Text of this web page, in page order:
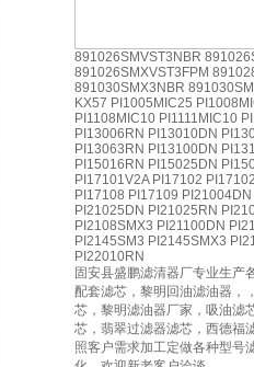
891026SMVST3NBR
891026SMXVST3FPM
891030SMX3NBR
KX57 PI1005MIC25
PI1108MIC10 PI1111MIC10
PI13006RN PI13010DN
PI13063RN PI13100DN
PI15016RN PI15025DN
PI17101V2A PI17102
PI17108 PI17109
PI21025DN PI21025RN
PI2108SMX3 PI21100DN
PI2145SM3 PI2145SMX3
PI22010RN
固安县盛鹏滤清器厂专业生产
配套滤芯，黎明回油滤油器，
芯，黎明滤油器厂家，吸油滤
芯，翡翠过滤器滤芯，西德福
照客户需求加工定做各种型号